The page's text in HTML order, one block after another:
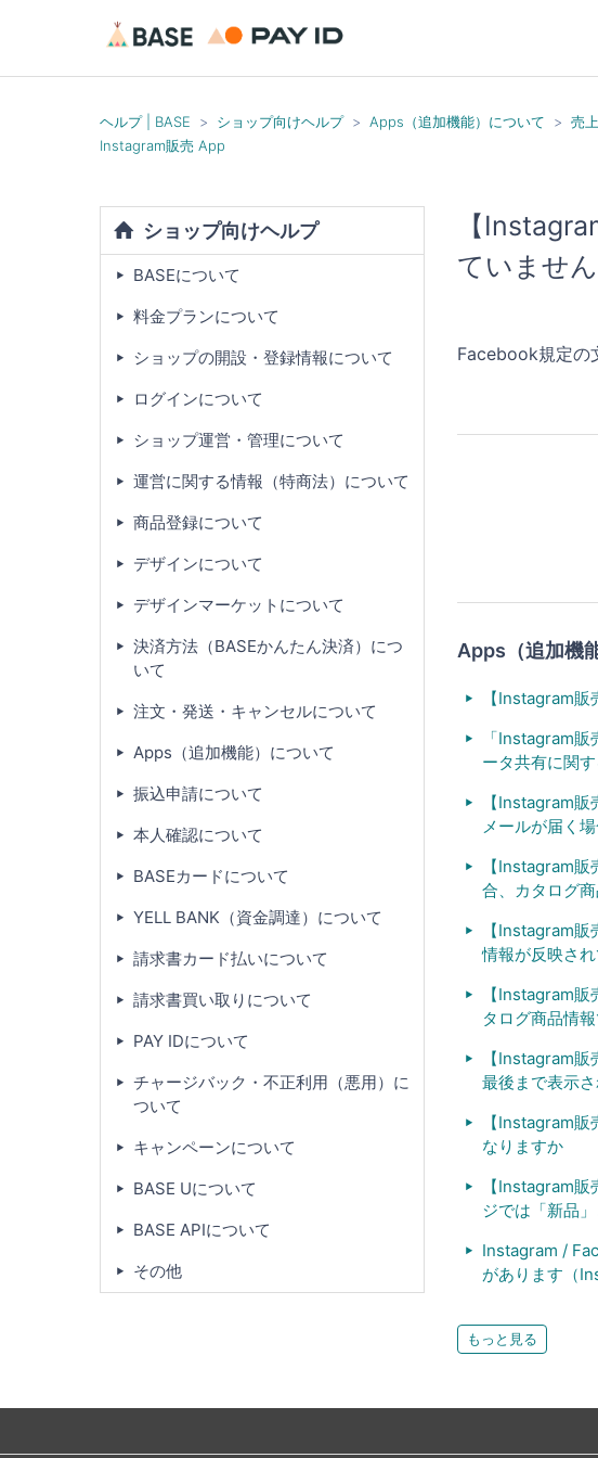
ヘルプ | BASE ショップ向けヘルプ Apps（追加機能）について
売
Instagram販売 App
【
ていません
Facebook規定の
Apps（追加機
【Instagram
「Instagram
ータ共有に関
【Instagram
メールが届く
【Instagram
合、カタログ
【Instagram
情報が反映さ
【Instagram
タログ商品情
【Instagram販
最後まで表示
【Instagram
なりますか
【Instagram
ジでは「新品
Instagram /
があります（
もっと見る
ショップ向けヘルプ
BASEについて
料金プランについて
ショップの開設・登録情報について
ログインについて
ショップ運営・管理について
運営に関する情報（特商法）について
商品登録について
デザインについて
デザインマーケットについて
決済方法（BASEかんたん決済）につ
いて
注文・発送・キャンセルについて
Apps（追加機能）について
振込申請について
本人確認について
BASEカードについて
YELL BANK（資金調達）について
請求書カード払いについて
請求書買い取りについて
PAY IDについて
チャージバック・不正利用（悪用）に
ついて
キャンペーンについて
BASE Uについて
BASE APIについて
その他